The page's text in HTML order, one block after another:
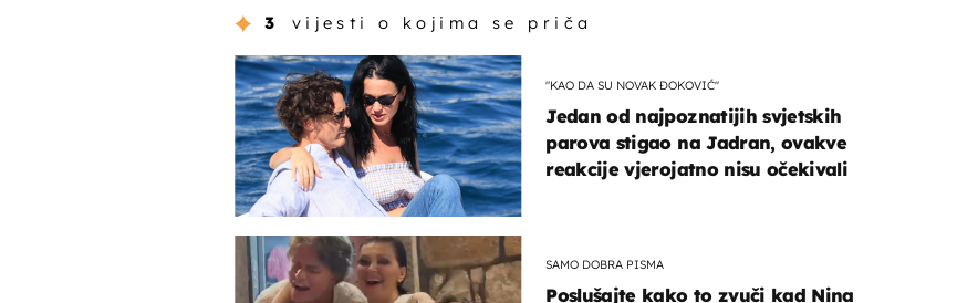
3 vijesti o kojima se priča
"KAO DA SU NOVAK ĐOKOVIĆ"
Jedan od najpoznatijih svjetskih
parova stigao na Jadran, ovakve
reakcije vjerojatno nisu očekivali
SAMO DOBRA PISMA
Poslušajte kako to zvuči kad Nina